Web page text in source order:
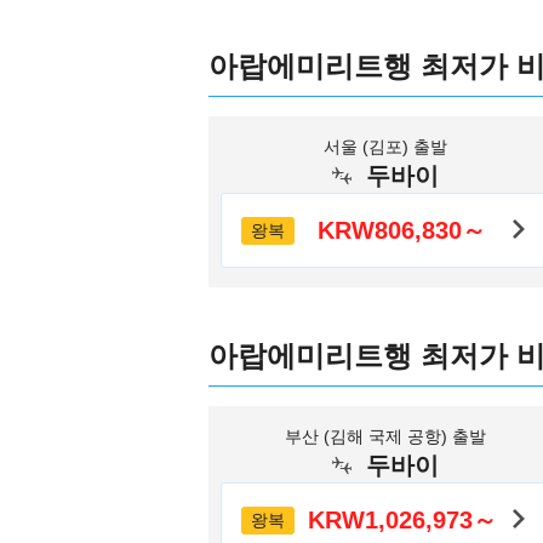
아랍에미리트행 최저가
서울 (김포) 출발
두바이
왕복 KRW806,830～
아랍에미리트행 최저가
부산 (김해 국제 공항) 출발
두바이
왕복 KRW1,026,973～